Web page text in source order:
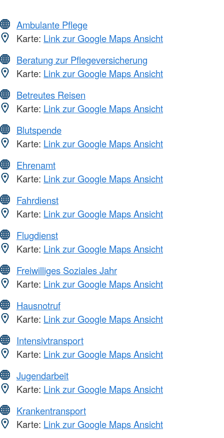
Ambulante Pflege
Karte: Link zur Google Maps Ansicht
Beratung zur Pflegeversicherung
Karte: Link zur Google Maps Ansicht
Betreutes Reisen
Karte: Link zur Google Maps Ansicht
Blutspende
Karte: Link zur Google Maps Ansicht
Ehrenamt
Karte: Link zur Google Maps Ansicht
Fahrdienst
Karte: Link zur Google Maps Ansicht
Flugdienst
Karte: Link zur Google Maps Ansicht
Freiwilliges Soziales Jahr
Karte: Link zur Google Maps Ansicht
Hausnotruf
Karte: Link zur Google Maps Ansicht
Intensivtransport
Karte: Link zur Google Maps Ansicht
Jugendarbeit
Karte: Link zur Google Maps Ansicht
Krankentransport
Karte: Link zur Google Maps Ansicht